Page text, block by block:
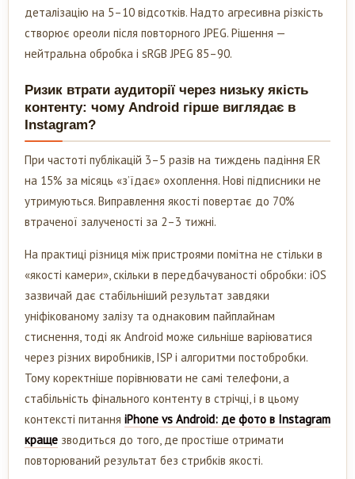
деталізацію на 5–10 відсотків. Надто агресивна різкість
створює ореоли після повторного JPEG. Рішення —
нейтральна обробка і sRGB JPEG 85–90.
Ризик втрати аудиторії через низьку якість
контенту: чому Android гірше виглядає в
Instagram?
При частоті публікацій 3–5 разів на тиждень падіння ER
на 15% за місяць «з’їдає» охоплення. Нові підписники не
утримуються. Виправлення якості повертає до 70%
втраченої залученості за 2–3 тижні.
На практиці різниця між пристроями помітна не стільки в
«якості камери», скільки в передбачуваності обробки: iOS
зазвичай дає стабільніший результат завдяки
уніфікованому залізу та однаковим пайплайнам
стиснення, тоді як Android може сильніше варіюватися
через різних виробників, ISP і алгоритми постобробки.
Тому коректніше порівнювати не самі телефони, а
стабільність фінального контенту в стрічці, і в цьому
контексті питання iPhone vs Android: де фото в Instagram
краще зводиться до того, де простіше отримати
повторюваний результат без стрибків якості.